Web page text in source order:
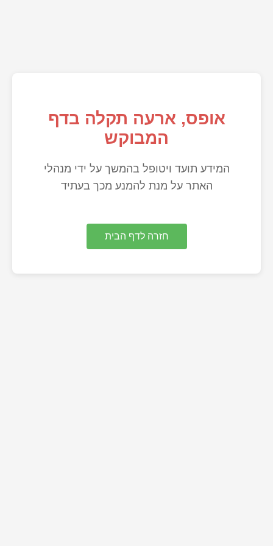
אופס, ארעה תקלה בדף
המבוקש
המידע תועד ויטופל בהמשך על ידי מנהלי
האתר על מנת להמנע מכך בעתיד
חזרה לדף הבית